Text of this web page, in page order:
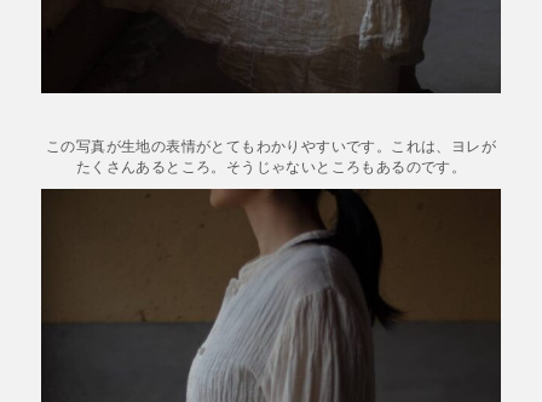
この写真が生地の表情がとてもわかりやすいです。これは、ヨレが
たくさんあるところ。そうじゃないところもあるのです。